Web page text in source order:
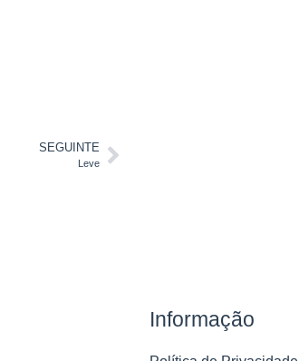
SEGUINTE
Leve
Informação